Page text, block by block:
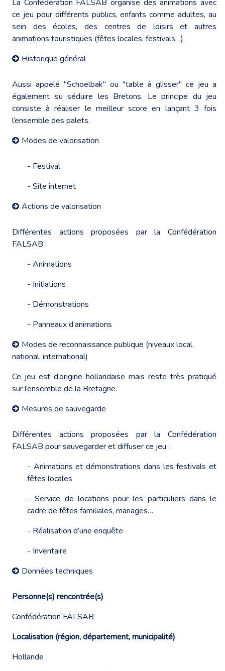
La Confédération FALSAB organise des animations avec
ce jeu pour différents publics, enfants comme adultes, au
sein des écoles, des centres de loisirs et autres
animations touristiques (fêtes locales, festivals…).
Historique général
Aussi appelé "Schoelbak" ou "table à glisser" ce jeu a
également su séduire les Bretons. Le principe du jeu
consiste à réaliser le meilleur score en lançant 3 fois
l’ensemble des palets.
Modes de valorisation
- Festival
- Site internet
Actions de valorisation
Différentes actions proposées par la Confédération
FALSAB :
- Animations
- Initiations
- Démonstrations
- Panneaux d’animations
Modes de reconnaissance publique (niveaux local,
national, international)
Ce jeu est d’origine hollandaise mais reste très pratiqué
sur l’ensemble de la Bretagne.
Mesures de sauvegarde
Différentes actions proposées par la Confédération
FALSAB pour sauvegarder et diffuser ce jeu :
- Animations et démonstrations dans les festivals et
fêtes locales
- Service de locations pour les particuliers dans le
cadre de fêtes familiales, mariages…
- Réalisation d’une enquête
- Inventaire
Données techniques
Personne(s) rencontrée(s)
Confédération FALSAB
Localisation (région, département, municipalité)
Hollande